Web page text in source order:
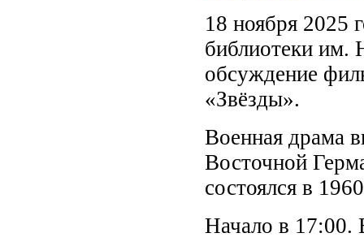
18 ноября 2025
библиотеки им.
обсуждение
«Звёзды».
Военная драма
Восточной
состоялся в
Начало в 17:00.